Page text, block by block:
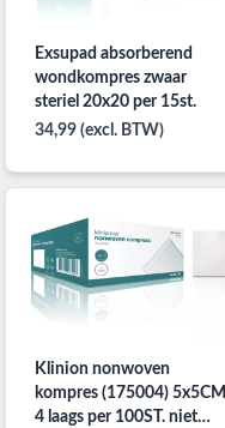
Exsupad absorberend
wondkompres zwaar
steriel 20x20 per 15st.
34,99 (excl. BTW)
Klinion nonwoven
kompres (175004) 5x5CM
4 laags per 100ST. niet